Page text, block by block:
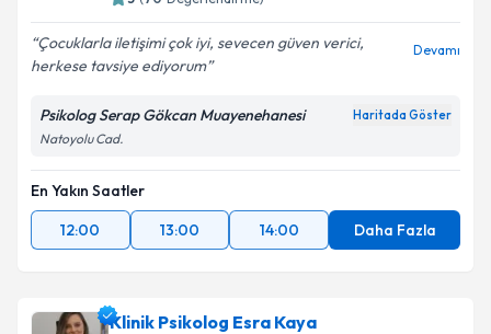
Çocuklarla iletişimi çok iyi, sevecen güven verici,
herkese tavsiye ediyorum
Devamı
Psikolog Serap Gökcan Muayenehanesi Haritada Göster
Natoyolu Cad.
En Yakın Saatler
12:00
13:00 14:00 Daha Fazla
Klinik Psikolog Esra Kaya